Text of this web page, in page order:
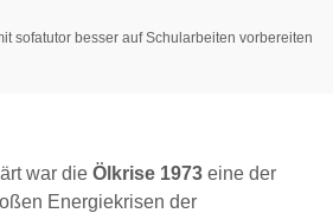
sofatutor besser auf Schularbeiten vorbereiten
war die Ölkrise 1973 eine der
Energiekrisen der